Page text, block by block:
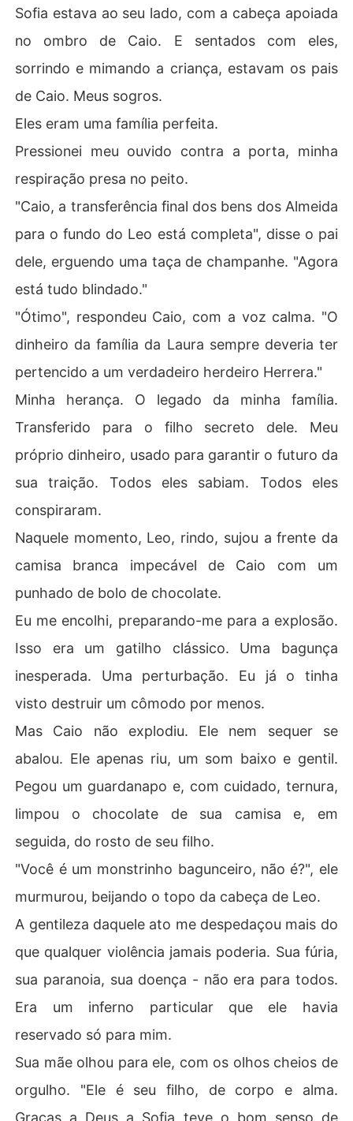
Sofia estava ao seu lado, com a cabeça apoiada
no ombro de Caio. E sentados com eles,
sorrindo e mimando a criança, estavam os pais
de Caio. Meus sogros.
Eles eram uma família perfeita.
Pressionei meu ouvido contra a porta, minha
respiração presa no peito.
"Caio, a transferência final dos bens dos Almeida
para o fundo do Leo está completa", disse o pai
dele, erguendo uma taça de champanhe. "Agora
está tudo blindado."
"Ótimo", respondeu Caio, com a voz calma. "O
dinheiro da família da Laura sempre deveria ter
pertencido a um verdadeiro herdeiro Herrera."
Minha herança. O legado da minha família.
Transferido para o filho secreto dele. Meu
próprio dinheiro, usado para garantir o futuro da
sua traição. Todos eles sabiam. Todos eles
conspiraram.
Naquele momento, Leo, rindo, sujou a frente da
camisa branca impecável de Caio com um
punhado de bolo de chocolate.
Eu me encolhi, preparando-me para a explosão.
Isso era um gatilho clássico. Uma bagunça
inesperada. Uma perturbação. Eu já o tinha
visto destruir um cômodo por menos.
Mas Caio não explodiu. Ele nem sequer se
abalou. Ele apenas riu, um som baixo e gentil.
Pegou um guardanapo e, com cuidado, ternura,
limpou o chocolate de sua camisa e, em
seguida, do rosto de seu filho.
"Você é um monstrinho bagunceiro, não é?", ele
murmurou, beijando o topo da cabeça de Leo.
A gentileza daquele ato me despedaçou mais do
que qualquer violência jamais poderia. Sua fúria,
sua paranoia, sua doença - não era para todos.
Era um inferno particular que ele havia
reservado só para mim.
Sua mãe olhou para ele, com os olhos cheios de
orgulho. "Ele é seu filho, de corpo e alma.
Graças a Deus a Sofia teve o bom senso de